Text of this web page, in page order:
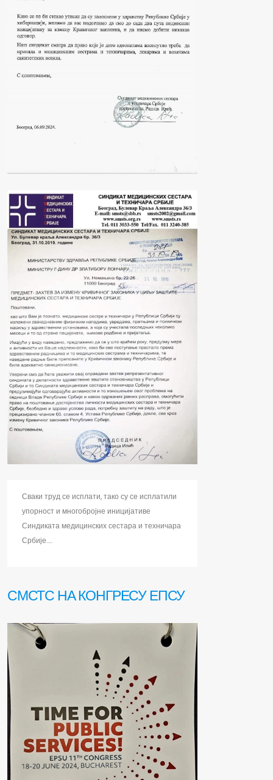
Сваки труд се исплати, тако су се исплатили
упорност и многобројне иницијативе
Синдиката медицинских сестара и техничара
Србије.....
СМСТС НА КОНГРЕСУ ЕПСУ